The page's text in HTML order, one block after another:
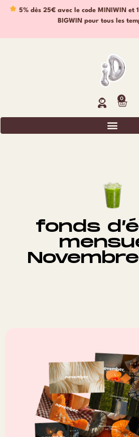
5% dès 25€ avec le code MINIWIN et
BIGWIN pour tous les
0
fonds